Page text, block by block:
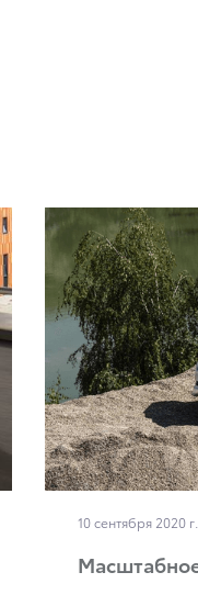
10 сентября 2020 г.